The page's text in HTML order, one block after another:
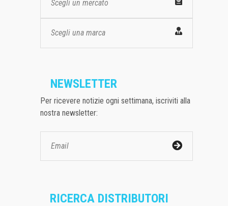
Scegli un mercato
Scegli una marca
NEWSLETTER
Per ricevere notizie ogni settimana, iscriviti alla
nostra newsletter:
RICERCA DISTRIBUTORI